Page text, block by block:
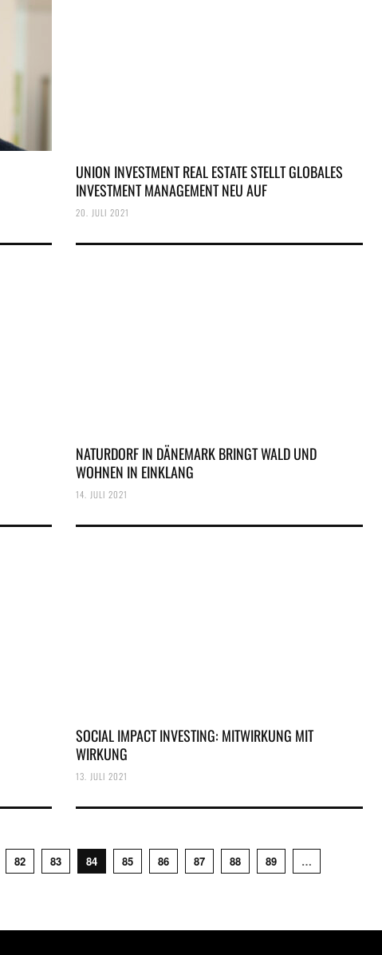
UNION INVESTMENT REAL ESTATE STELLT GLOBALES
INVESTMENT MANAGEMENT NEU AUF
20. JULI 2021
NATURDORF IN DÄNEMARK BRINGT WALD UND
WOHNEN IN EINKLANG
14. JULI 2021
SOCIAL IMPACT INVESTING: MITWIRKUNG MIT
WIRKUNG
13. JULI 2021
82 83 84 85 86 87 88 89
…